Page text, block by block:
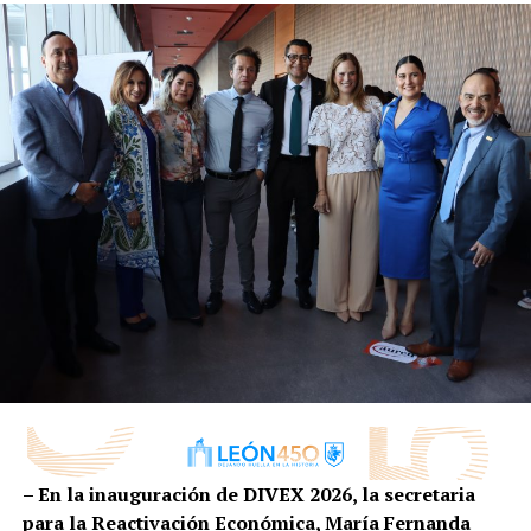
Además, el evento contó con exhibiciones de globoflexia
y elaboración de velas, permitiendo a las y los
participantes mostrar el talento y las habilidades
desarrolladas en los talleres del IMJU León.
Durante el evento, el director general del IMJU León,
Salvador Toledo Muñoz, destacó que este tipo de
iniciativas permiten a las juventudes descubrir su
talento y dar sus primeros pasos hacia un plan de vida.
“Esta feria de servicios nace de nuestros talleres
gratuitos, los cuales buscan impulsar los planes de
vida de las y los jóvenes. Queremos que cada
pasión y cuente con herramientas que le permitan
salir adelante y construir su propio plan de vida”,
expresó.
– En la inauguración de DIVEX 2026, la secretaria
para la Reactivación Económica, María Fernanda